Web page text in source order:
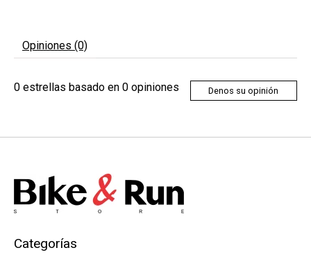
Opiniones (0)
0 estrellas basado en 0 opiniones Denos su opinión
Categorías